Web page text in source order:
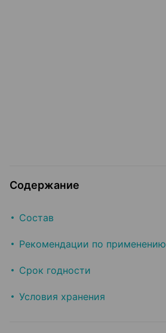
Содержание
Состав
Рекомендации по применению
Срок годности
Условия хранения